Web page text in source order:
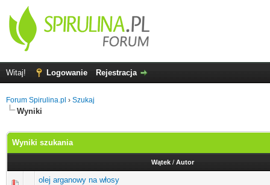
Witaj! Logowanie Rejestracja
Forum Spirulina.pl › Szukaj
Wyniki
Wyniki szukania
Wątek / Autor
olej arganowy na włosy